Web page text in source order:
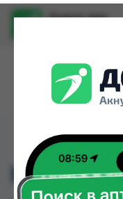
Доруи ман